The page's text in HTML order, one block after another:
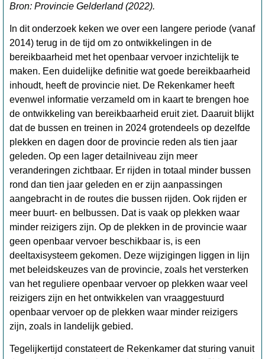
Bron: Provincie Gelderland (2022).
In dit onderzoek keken we over een langere periode (vanaf
2014) terug in de tijd om zo ontwikkelingen in de
bereikbaarheid met het openbaar vervoer inzichtelijk te
maken. Een duidelijke definitie wat goede bereikbaarheid
inhoudt, heeft de provincie niet. De Rekenkamer heeft
evenwel informatie verzameld om in kaart te brengen hoe
de ontwikkeling van bereikbaarheid eruit ziet. Daaruit blijkt
dat de bussen en treinen in 2024 grotendeels op dezelfde
plekken en dagen door de provincie reden als tien jaar
geleden. Op een lager detailniveau zijn meer
veranderingen zichtbaar. Er rijden in totaal minder bussen
rond dan tien jaar geleden en er zijn aanpassingen
aangebracht in de routes die bussen rijden. Ook rijden er
meer buurt- en belbussen. Dat is vaak op plekken waar
minder reizigers zijn. Op de plekken in de provincie waar
geen openbaar vervoer beschikbaar is, is een
deeltaxisysteem gekomen. Deze wijzigingen liggen in lijn
met beleidskeuzes van de provincie, zoals het versterken
van het reguliere openbaar vervoer op plekken waar veel
reizigers zijn en het ontwikkelen van vraaggestuurd
openbaar vervoer op de plekken waar minder reizigers
zijn, zoals in landelijk gebied.
Tegelijkertijd constateert de Rekenkamer dat sturing vanuit